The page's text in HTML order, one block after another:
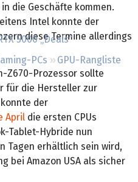
5000 „Deals“
PCs
GPU-Rangliste
die Geschäfte kommen.
Intel konnte der
diese Termine allerdings
Z670-Prozessor sollte
für die Hersteller zur
der
April die ersten CPUs
Tablet-Hybride nun
Tagen erhältlich sein wird,
bei Amazon USA als sicher